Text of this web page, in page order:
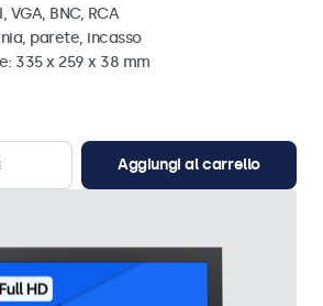
VGA, BNC, RCA
parete, incasso
335 x 259 x 38 mm
Aggiungi al carrello